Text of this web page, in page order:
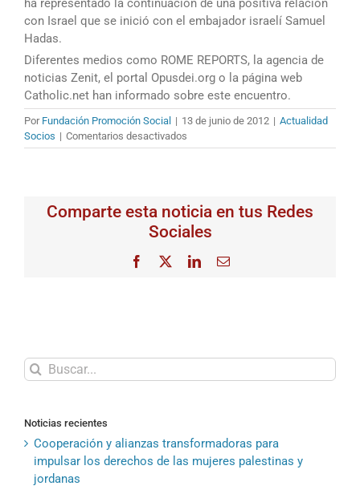
con Israel que se inició con el embajador israelí Samuel
Hadas.
Diferentes medios como ROME REPORTS, la agencia de
noticias Zenit, el portal Opusdei.org o la página web
Catholic.net han informado sobre este encuentro.
Por Fundación Promoción Social | 13 de junio de 2012 | Actualidad
Socios | Comentarios desactivados
La
con
la
asociación
«Cattolici
Amici
della
Roma
conferencia
Comparte esta noticia en tus Redes
Sociales
Facebook LinkedInCorreo
Buscar:
Noticias recientes
Cooperación y alianzas transformadoras para
impulsar los derechos de las mujeres palestinas y
jordanas